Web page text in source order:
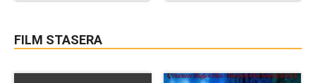
FILM STASERA